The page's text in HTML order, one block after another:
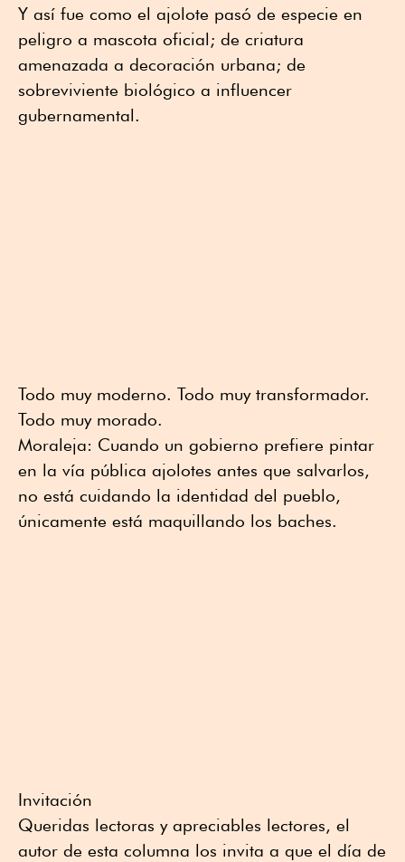
Y así fue como el ajolote pasó de especie en
peligro a mascota oficial; de criatura
amenazada a decoración urbana; de
sobreviviente biológico a influencer
gubernamental.
Todo muy moderno. Todo muy transformador.
Todo muy morado.
Moraleja: Cuando un gobierno prefiere pintar
en la vía pública ajolotes antes que salvarlos,
no está cuidando la identidad del pueblo,
únicamente está maquillando los baches.
Invitación
Queridas lectoras y apreciables lectores, el
autor de esta columna los invita a que el día de